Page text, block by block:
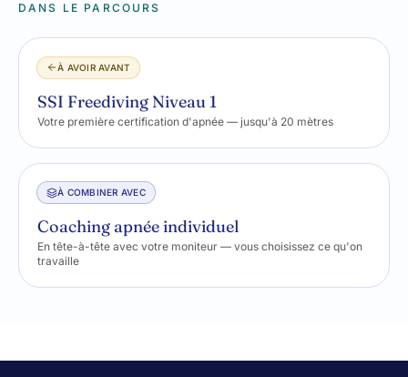
DANS LE PARCOURS
À AVOIR AVANT
SSI Freediving Niveau 1
Votre première certification d'apnée — jusqu'à 20 mètres
À COMBINER AVEC
Coaching apnée individuel
En tête-à-tête avec votre moniteur — vous choisissez ce qu'on
travaille